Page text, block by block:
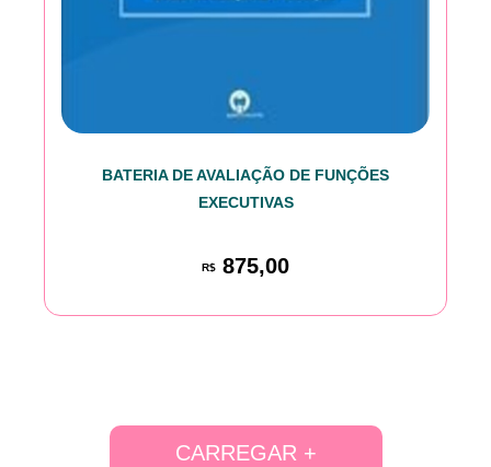
BATERIA DE AVALIAÇÃO DE FUNÇÕES
EXECUTIVAS
R$ 875,00
CARREGAR +